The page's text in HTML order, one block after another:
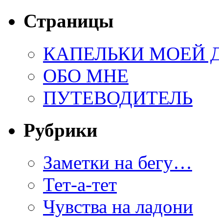
Страницы
КАПЕЛЬКИ МОЕЙ
ОБО МНЕ
ПУТЕВОДИТЕЛЬ
Рубрики
Заметки на бегу…
Тет-а-тет
Чувства на ладони